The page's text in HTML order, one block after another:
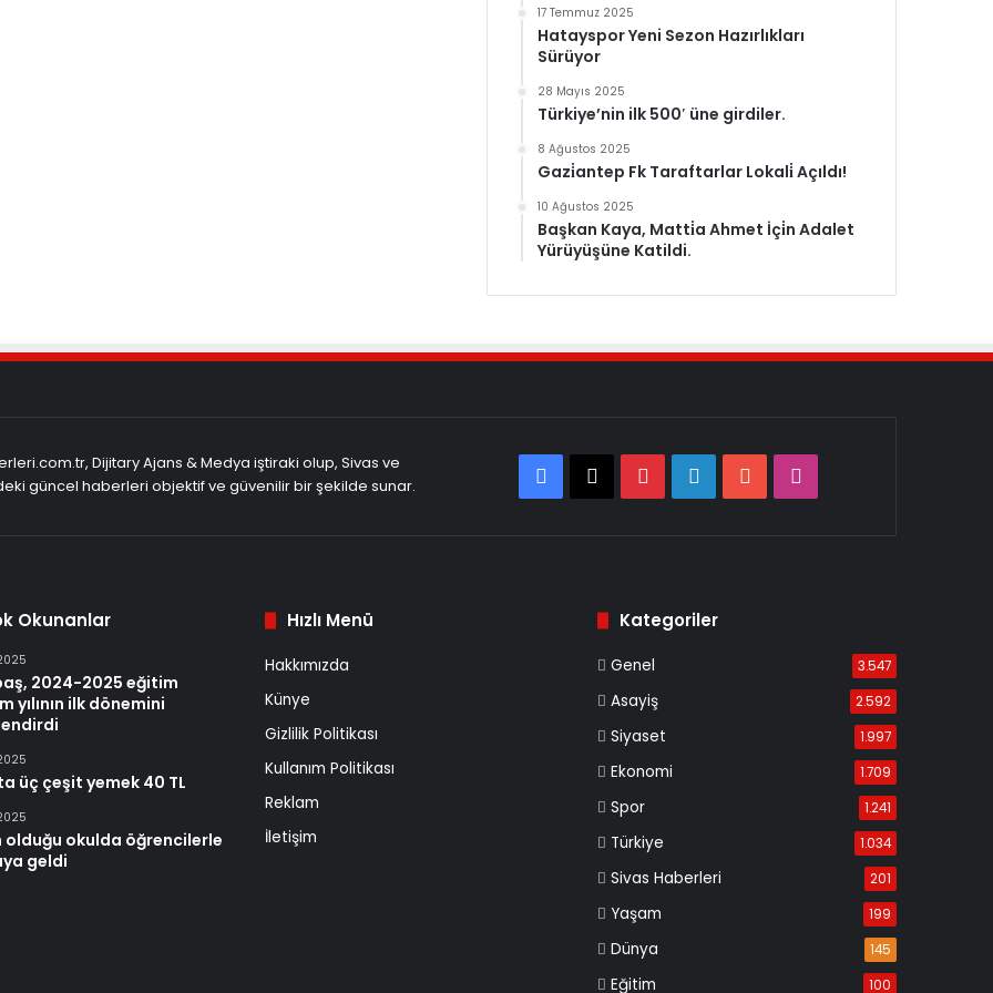
17 Temmuz 2025
Hatayspor Yeni Sezon Hazırlıkları
Sürüyor
28 Mayıs 2025
Türkiye’nin ilk 500′ üne girdiler.
8 Ağustos 2025
Gazi̇antep Fk Taraftarlar Lokali̇ Açıldı!
10 Ağustos 2025
Başkan Kaya, Matti̇a Ahmet İçi̇n Adalet
Yürüyüşüne Katildi.
Dijitary Ajans & Medya iştiraki olup, Sivas ve
güncel haberleri objektif ve güvenilir bir şekilde sunar.
Facebook
X PinterestLinkedInYouTube
Okunanlar
2024-2025 eğitim
yılının ilk dönemini
üç çeşit yemek 40 TL
olduğu okulda öğrencilerle
geldi
Hızlı Menü
Hakkımızda
Künye
Gizlilik Politikası
Kullanım Politikası
Reklam
İletişim
Kategoriler
Genel 3.547
Asayiş 2.592
Siyaset 1.997
Ekonomi 1.709
Spor 1.241
Türkiye 1.034
Sivas Haberleri 201
Yaşam 199
Dünya 145
Eğitim 100